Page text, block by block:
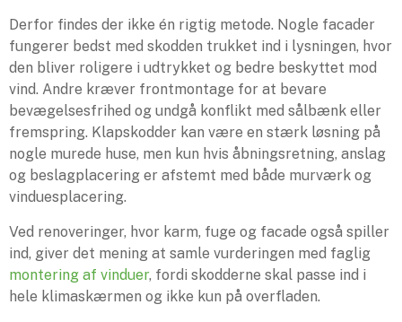
Derfor findes der ikke én rigtig metode. Nogle facader
fungerer bedst med skodden trukket ind i lysningen, hvor
den bliver roligere i udtrykket og bedre beskyttet mod
vind. Andre kræver frontmontage for at bevare
bevægelsesfrihed og undgå konflikt med sålbænk eller
fremspring. Klapskodder kan være en stærk løsning på
nogle murede huse, men kun hvis åbningsretning, anslag
og beslagplacering er afstemt med både murværk og
vinduesplacering.
Ved renoveringer, hvor karm, fuge og facade også spiller
ind, giver det mening at samle vurderingen med faglig
montering af vinduer, fordi skodderne skal passe ind i
hele klimaskærmen og ikke kun på overfladen.